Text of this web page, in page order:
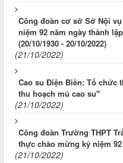
Công đoàn cơ sở Sở Nội
niệm 92 năm ngày thành
(20/10/1930 - 20/10/2022)
(21/10/2022)
Cao su Điện Biên: Tổ chức
thu hoạch mủ cao su"
(21/10/2022)
Công đoàn Trường THPT
thực chào mừng kỷ niệm
(21/10/2022)